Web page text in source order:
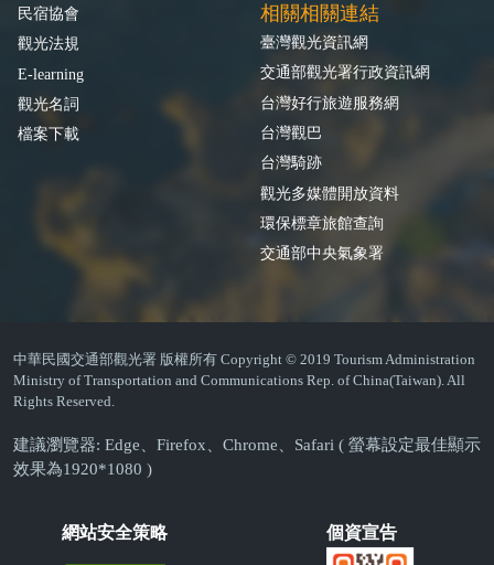
民宿協會
觀光法規
E-learning
觀光名詞
檔案下載
相關相關連結
臺灣觀光資訊網
交通部觀光署行政資訊網
台灣好行旅遊服務網
台灣觀巴
台灣騎跡
觀光多媒體開放資料
環保標章旅館查詢
交通部中央氣象署
中華民國交通部觀光署 版權所有 Copyright © 2019 Tourism Administration
Ministry of Transportation and Communications Rep. of China(Taiwan). All
Rights Reserved.
建議瀏覽器: Edge、Firefox、Chrome、Safari ( 螢幕設定最佳顯示
效果為1920*1080 )
網站安全策略 個資宣告